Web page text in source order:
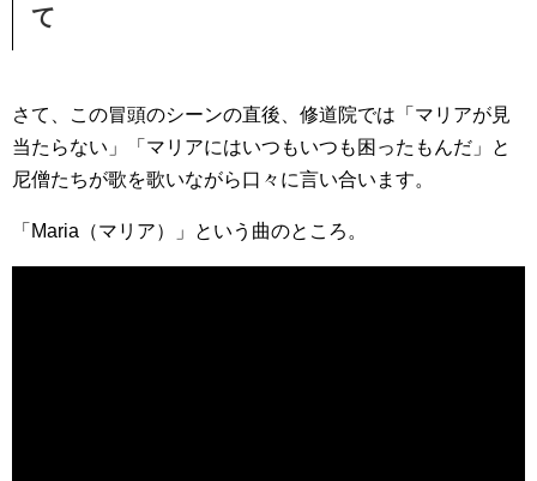
て
さて、この冒頭のシーンの直後、修道院では「マリアが見
当たらない」「マリアにはいつもいつも困ったもんだ」と
尼僧たちが歌を歌いながら口々に言い合います。
「Maria（マリア）」という曲のところ。